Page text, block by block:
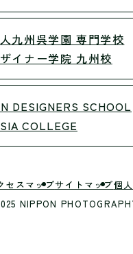
九州呉学園 専門学校
イナー学院 九州校
DESIGNERS SCHOOL
COLLEGE
セスマップサイトマップ個
NIPPON